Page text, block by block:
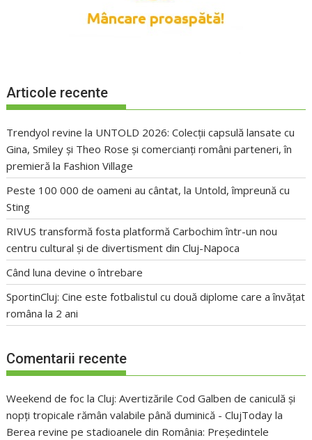
Articole recente
Trendyol revine la UNTOLD 2026: Colecții capsulă lansate cu
Gina, Smiley și Theo Rose și comercianți români parteneri, în
premieră la Fashion Village
Peste 100 000 de oameni au cântat, la Untold, împreună cu
Sting
RIVUS transformă fosta platformă Carbochim într-un nou
centru cultural și de divertisment din Cluj-Napoca
Când luna devine o întrebare
SportinCluj: Cine este fotbalistul cu două diplome care a învățat
româna la 2 ani
Comentarii recente
Weekend de foc la Cluj: Avertizările Cod Galben de caniculă și
nopți tropicale rămân valabile până duminică - ClujToday la
Berea revine pe stadioanele din România: Președintele